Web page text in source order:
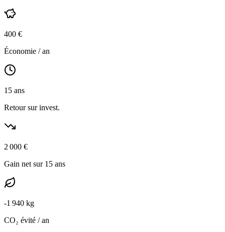
400 €
Économie / an
15 ans
Retour sur invest.
2 000 €
Gain net sur 15 ans
-1 940 kg
CO₂ évité / an